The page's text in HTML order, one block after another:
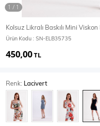
T-Shirt
Body Atlet
Kolsuz Likralı Baskılı Mini
Ürün Kodu : SN-ELB35735
450,00TL
Renk: Lacivert